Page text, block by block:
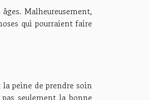
Malheureusement,
qui pourraient faire
peine de prendre soin